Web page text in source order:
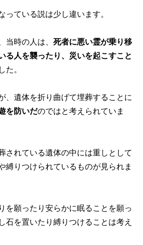
っている説は少し違います。
当時の人は、 死者に悪い霊が乗り移
る人を襲ったり、災いを起こすこと
た。
、遺体を折り曲げて埋葬することに
を防いだのではと考えられていま
されている遺体の中には重しとして
縛りつけられているものが見られま
を願ったり安らかに眠ることを願っ
石を置いたり縛りつけることは考え